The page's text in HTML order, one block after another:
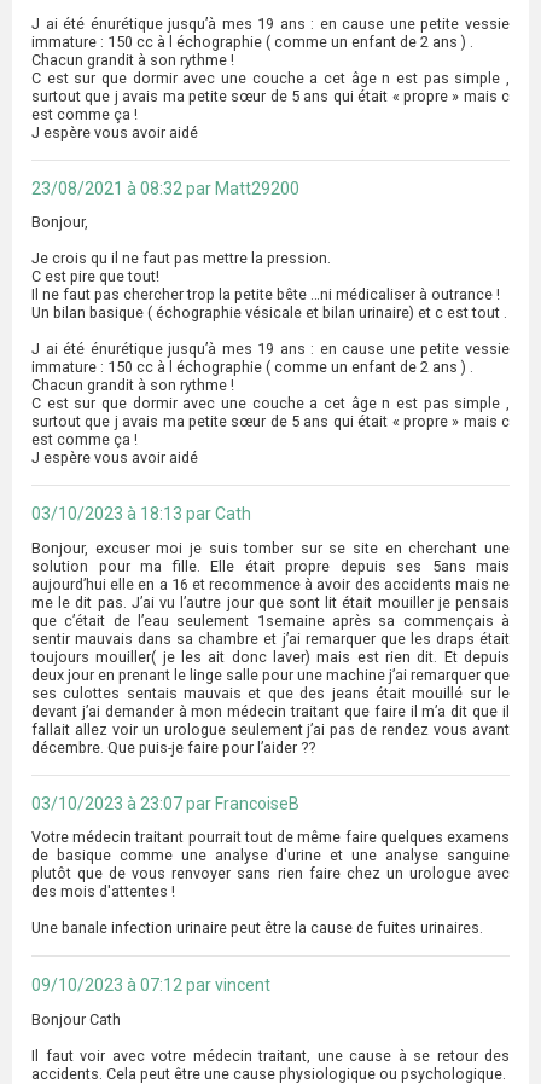
J ai été énurétique jusqu’à mes 19 ans : en cause une petite vessie
immature : 150 cc à l échographie ( comme un enfant de 2 ans ) .
Chacun grandit à son rythme !
C est sur que dormir avec une couche a cet âge n est pas simple ,
surtout que j avais ma petite sœur de 5 ans qui était « propre » mais c
est comme ça !
J espère vous avoir aidé
23/08/2021 à 08:32 par Matt29200
Bonjour,
Je crois qu il ne faut pas mettre la pression.
C est pire que tout!
Il ne faut pas chercher trop la petite bête …ni médicaliser à outrance !
Un bilan basique ( échographie vésicale et bilan urinaire) et c est tout .
J ai été énurétique jusqu’à mes 19 ans : en cause une petite vessie
immature : 150 cc à l échographie ( comme un enfant de 2 ans ) .
Chacun grandit à son rythme !
C est sur que dormir avec une couche a cet âge n est pas simple ,
surtout que j avais ma petite sœur de 5 ans qui était « propre » mais c
est comme ça !
J espère vous avoir aidé
03/10/2023 à 18:13 par Cath
Bonjour, excuser moi je suis tomber sur se site en cherchant une
solution pour ma fille. Elle était propre depuis ses 5ans mais
aujourd’hui elle en a 16 et recommence à avoir des accidents mais ne
me le dit pas. J’ai vu l’autre jour que sont lit était mouiller je pensais
que c’était de l’eau seulement 1semaine après sa commençais à
sentir mauvais dans sa chambre et j’ai remarquer que les draps était
toujours mouiller( je les ait donc laver) mais est rien dit. Et depuis
deux jour en prenant le linge salle pour une machine j’ai remarquer que
ses culottes sentais mauvais et que des jeans était mouillé sur le
devant j’ai demander à mon médecin traitant que faire il m’a dit que il
fallait allez voir un urologue seulement j’ai pas de rendez vous avant
décembre. Que puis-je faire pour l’aider ??
03/10/2023 à 23:07 par FrancoiseB
Votre médecin traitant pourrait tout de même faire quelques examens
de basique comme une analyse d'urine et une analyse sanguine
plutôt que de vous renvoyer sans rien faire chez un urologue avec
des mois d'attentes !
Une banale infection urinaire peut être la cause de fuites urinaires.
09/10/2023 à 07:12 par vincent
Bonjour Cath
Il faut voir avec votre médecin traitant, une cause à se retour des
accidents. Cela peut être une cause physiologique ou psychologique.